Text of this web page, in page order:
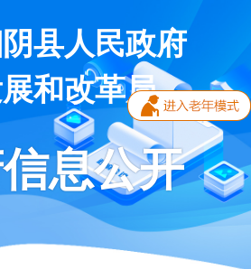
县人民政府
和改革局
息公开